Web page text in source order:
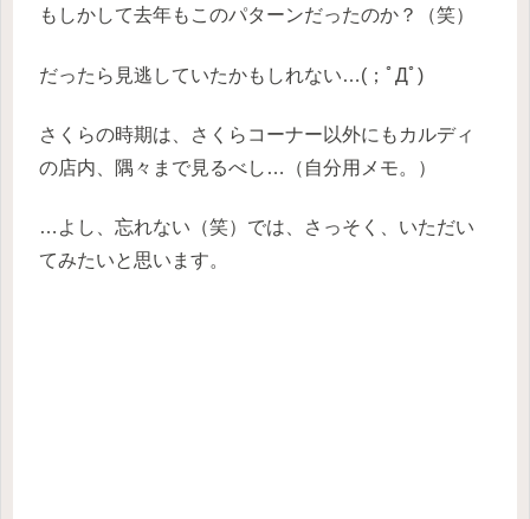
もしかして去年もこのパターンだったのか？（笑）
だったら見逃していたかもしれない…(；ﾟДﾟ)
さくらの時期は、さくらコーナー以外にもカルディ
の店内、隅々まで見るべし…（自分用メモ。）
…よし、忘れない（笑）では、さっそく、いただい
てみたいと思います。